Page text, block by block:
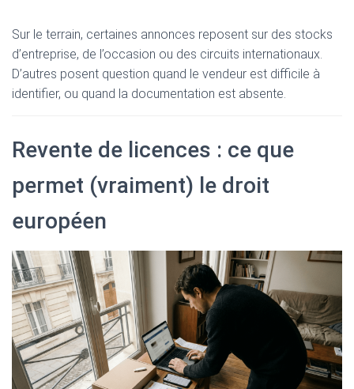
Sur le terrain, certaines annonces reposent sur des stocks
d’entreprise, de l’occasion ou des circuits internationaux.
D’autres posent question quand le vendeur est difficile à
identifier, ou quand la documentation est absente.
Revente de licences : ce que
permet (vraiment) le droit
européen